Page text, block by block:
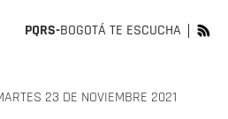
PQRS-BOGOTÁ TE ESCUCHA
23 DE NOVIEMBRE 2021